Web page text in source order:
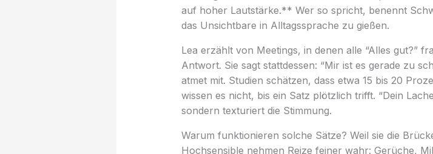
auf hoher Lautstärke.** Wer so spricht, benennt
das Unsichtbare in Alltagssprache zu gießen.
Lea erzählt von Meetings, in denen alle “Alles gut?”
Antwort. Sie sagt stattdessen: “Mir ist es gerade zu
atmet mit. Studien schätzen, dass etwa 15 bis 20
wissen es nicht, bis ein Satz plötzlich trifft. “Dein
sondern texturiert die Stimmung.
Warum funktionieren solche Sätze? Weil sie die
Hochsensible nehmen Reize feiner wahr: Gerüche,